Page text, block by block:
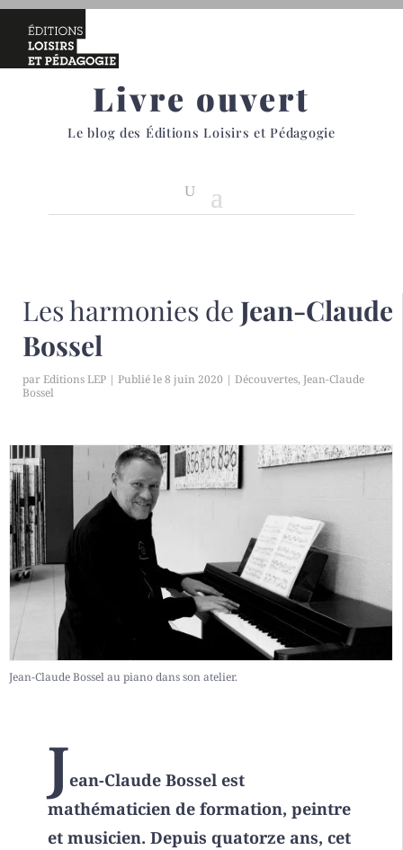
Livre ouvert
Le blog des Éditions Loisirs et Pédagogie
Les harmonies de Jean-Claude
Bossel
parEditions LEP | 8 juin 2020 | Découvertes,Jean-Claude
Bossel
Jean-Claude Bossel au piano dans son atelier.
Jean-Claude Bossel est
mathématicien de formation, peintre
et musicien. Depuis quatorze ans, cet